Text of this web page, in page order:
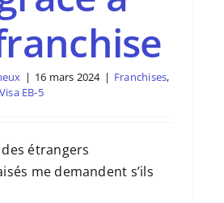
| 16 mars 2024 | Franchises,
Visa EB-5
étrangers
me demandent s’ils